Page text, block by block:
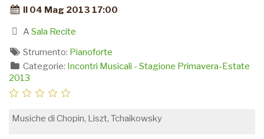
Il 04 Mag 2013 17:00
A Sala Recite
Strumento: Pianoforte
Categorie: Incontri Musicali - Stagione Primavera-Estate
2013
Musiche di Chopin, Liszt, Tchaikowsky